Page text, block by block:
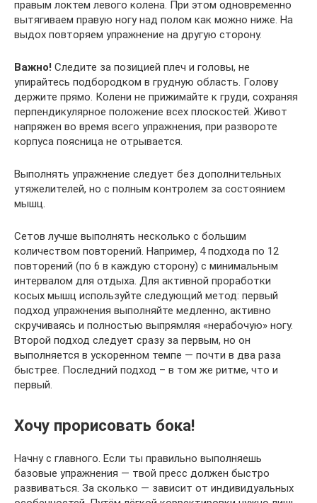
правым локтем левого колена. При этом одновременно
вытягиваем правую ногу над полом как можно ниже. На
выдох повторяем упражнение на другую сторону.
Важно! Следите за позицией плеч и головы, не
упирайтесь подбородком в грудную область. Голову
держите прямо. Колени не прижимайте к груди, сохраняя
перпендикулярное положение всех плоскостей. Живот
напряжен во время всего упражнения, при развороте
корпуса поясница не отрывается.
Выполнять упражнение следует без дополнительных
утяжелителей, но с полным контролем за состоянием
мышц.
Сетов лучше выполнять несколько с большим
количеством повторений. Например, 4 подхода по 12
повторений (по 6 в каждую сторону) с минимальным
интервалом для отдыха. Для активной проработки
косых мышц используйте следующий метод: первый
подход упражнения выполняйте медленно, активно
скручиваясь и полностью выпрямляя «нерабочую» ногу.
Второй подход следует сразу за первым, но он
выполняется в ускоренном темпе — почти в два раза
быстрее. Последний подход – в том же ритме, что и
первый.
Хочу прорисовать бока!
Начну с главного. Если ты правильно выполняешь
базовые упражнения — твой пресс должен быстро
развиваться. За сколько — зависит от индивидуальных